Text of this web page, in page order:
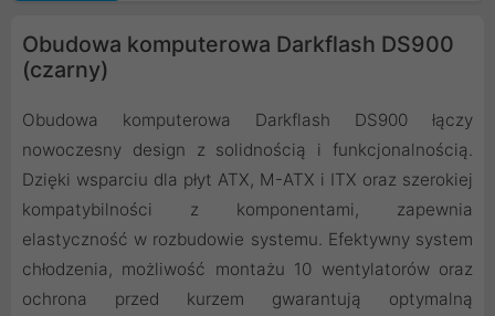
Obudowa komputerowa Darkflash DS900
(czarny)
Obudowa komputerowa Darkflash DS900 łączy
nowoczesny design z solidnością i funkcjonalnością.
Dzięki wsparciu dla płyt ATX, M-ATX i ITX oraz szerokiej
kompatybilności z komponentami, zapewnia
elastyczność w rozbudowie systemu. Efektywny system
chłodzenia, możliwość montażu 10 wentylatorów oraz
ochrona przed kurzem gwarantują optymalną